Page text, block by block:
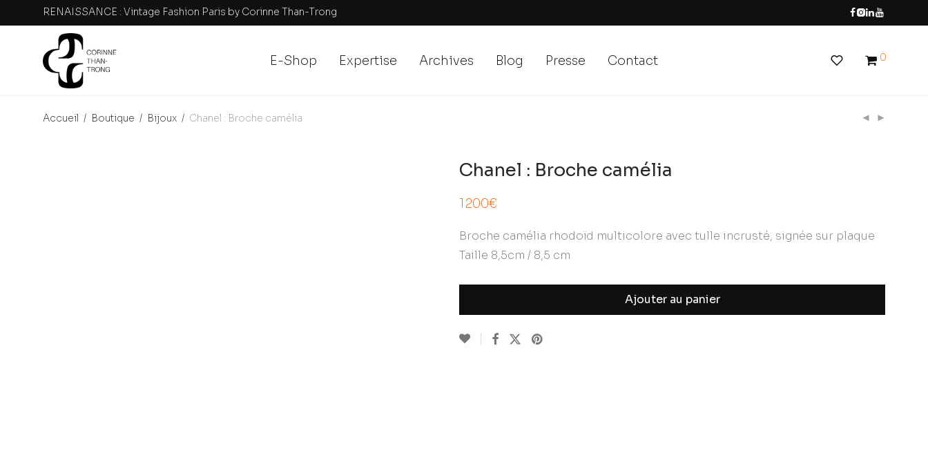
RENAISSANCE : Vintage Fashion Paris by Corinne Than-Trong
E-Shop Expertise Archives Blog Presse Contact 0
Accueil / Boutique / Bijoux / Chanel : Broche camélia
Chanel : Broche camélia
1200€
Broche camélia rhodoïd multicolore avec tulle incrusté, signée sur plaque
Taille 8,5cm / 8,5 cm
Ajouter au panier